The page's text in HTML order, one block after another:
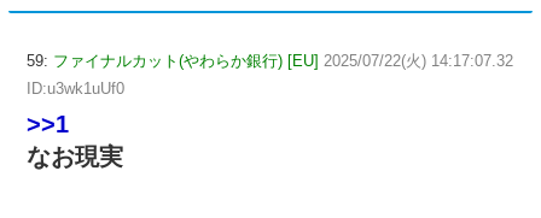
59: ファイナルカット(やわらか銀行) [EU] 2025/07/22(火) 14:17:07.32
ID:u3wk1uUf0
>>1
なお現実